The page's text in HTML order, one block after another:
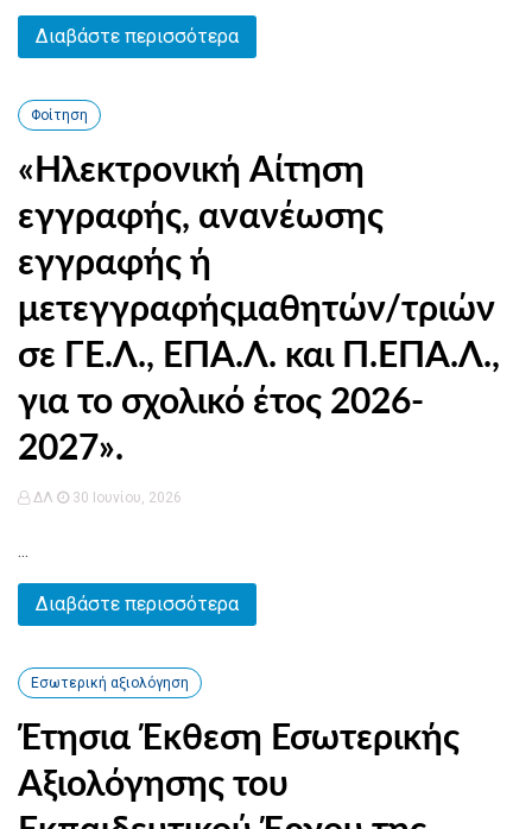
Διαβάστε περισσότερα
Φοίτηση
«Ηλεκτρονική Αίτηση
εγγραφής, ανανέωσης
εγγραφής ή
μετεγγραφήςμαθητών/τριών
σε ΓΕ.Λ., ΕΠΑ.Λ. και Π.ΕΠΑ.Λ.,
για το σχολικό έτος 2026-
2027».
ΔΛ 30 Ιουνίου, 2026
...
Διαβάστε περισσότερα
Εσωτερική αξιολόγηση
Έτησια Έκθεση Εσωτερικής
Αξιολόγησης του